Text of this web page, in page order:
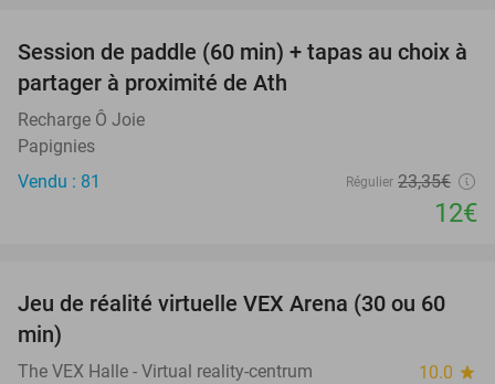
49%
Session de paddle (60 min) + tapas au choix à
partager à proximité de Ath
Recharge Ô Joie
Papignies
Vendu : 81
Régulier 23,35€
12€
38%
Jeu de réalité virtuelle VEX Arena (30 ou 60
min)
The VEX Halle - Virtual reality-centrum 10.0 star